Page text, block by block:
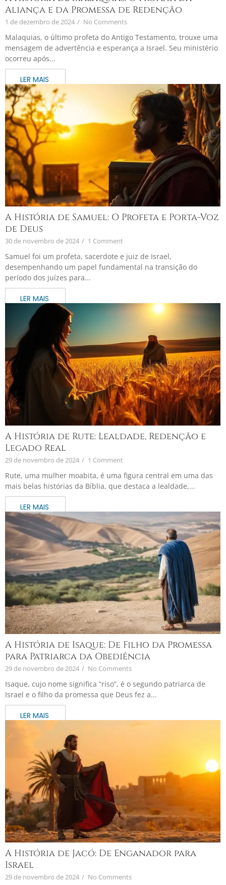
Aliança e da Promessa de Redenção
1 de dezembro de 2024 / No Comments
Malaquias, o último profeta do Antigo Testamento, trouxe uma
mensagem de advertência e esperança a Israel. Seu ministério
ocorreu após...
A História de Samuel: O Profeta e Porta-Voz
de Deus
30 de novembro de 2024 / 1 Comment
Samuel foi um profeta, sacerdote e juiz de Israel,
desempenhando um papel fundamental na transição do
período dos juízes para...
A História de Rute: Lealdade, Redenção e
Legado Real
29 de novembro de 2024 / 1 Comment
Rute, uma mulher moabita, é uma figura central em uma das
mais belas histórias da Bíblia, que destaca a lealdade,...
A História de Isaque: De Filho da Promessa
para Patriarca da Obediência
29 de novembro de 2024 / No Comments
Isaque, cujo nome significa “riso”, é o segundo patriarca de
Israel e o filho da promessa que Deus fez a...
A História de Jacó: De Enganador para
Israel
29 de novembro de 2024 / No Comments